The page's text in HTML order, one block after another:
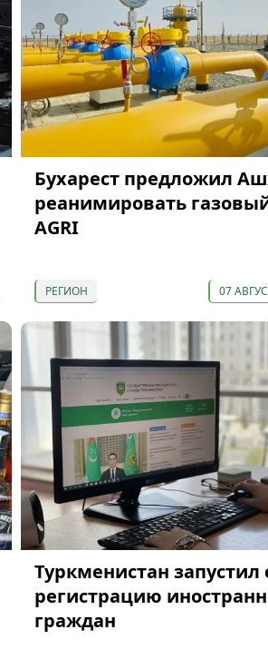
Бухарест предложил
реанимировать
AGRI
РЕГИОН 07
Туркменистан запустил
регистрацию
граждан